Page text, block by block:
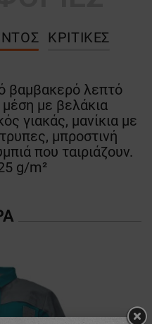
ΚΡΙΤΙΚΈΣ
βαμβακερό λεπτό
με βελάκια
γιακάς, μανίκια με
μπροστινή
που ταιριάζουν.
g/m²